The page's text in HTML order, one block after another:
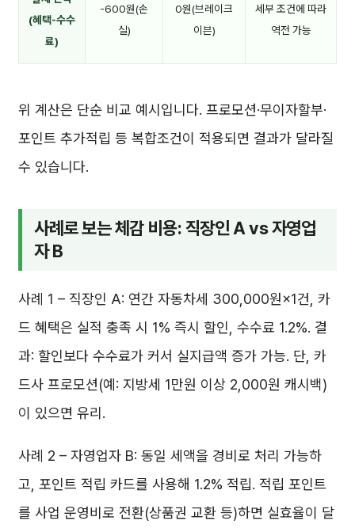
(혜택-수수
료)
-600원(손
실)
0원(브레이크
이븐)
세부 조건에 따라
역전 가능
위 계산은 단순 비교 예시입니다. 프로모션·무이자할부·
포인트 추가적립 등 복합조건이 적용되면 결과가 달라질
수 있습니다.
사례로 보는 체감 비용: 직장인 A vs 자영업
자 B
사례 1 – 직장인 A: 연간 자동차세 300,000원×1건, 카
드 혜택은 실적 충족 시 1% 즉시 할인, 수수료 1.2%. 결
과: 할인보다 수수료가 커서 실지급액 증가 가능. 단, 카
드사 프로모션(예: 지방세 1만원 이상 2,000원 캐시백)
이 있으면 유리.
사례 2 – 자영업자 B: 동일 세액을 경비로 처리 가능하
고, 포인트 적립 카드를 사용해 1.2% 적립. 적립 포인트
를 사업 운영비로 전환(상품권 교환 등)하면 실효율이 달